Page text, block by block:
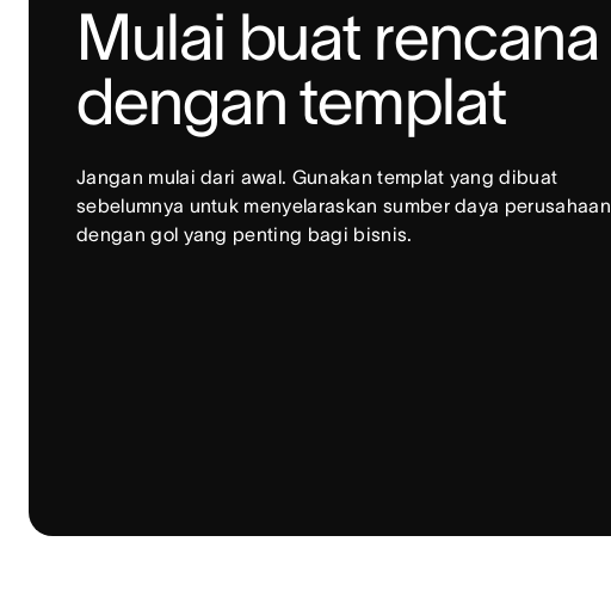
Mulai buat rencana
dengan templat
Jangan mulai dari awal. Gunakan templat yang dibuat
sebelumnya untuk menyelaraskan sumber daya perusahaan
dengan gol yang penting bagi bisnis.